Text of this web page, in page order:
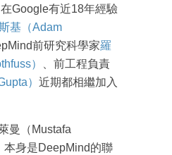
Google有近18年經驗
基（Adam
前研究科學家羅
）
、前工程負責
） 近期都相繼加入
曼（Mustafa
本身是DeepMind的聯